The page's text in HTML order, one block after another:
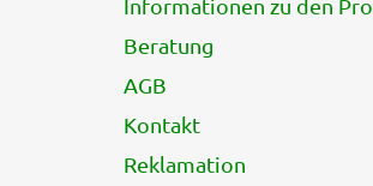
Informationen zu den
Beratung
AGB
Kontakt
Reklamation